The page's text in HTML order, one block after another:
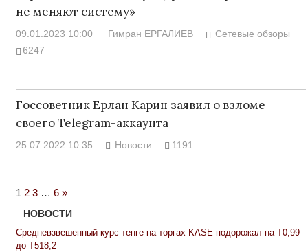
не меняют систему»
09.01.2023 10:00 Гимран ЕРГАЛИЕВ
Сетевые обзоры
6247
Госсоветник Ерлан Карин заявил о взломе
своего Telegram-аккаунта
25.07.2022 10:35 Новости 1191
1 2 3 … 6 Next
Posts
»
НОВОСТИ
Средневзвешенный курс тенге на торгах KASE подорожал на Т0,99
до Т518,2